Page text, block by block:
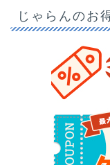
じゃらんのお